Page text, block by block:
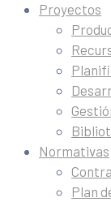
Proyectos
Normativas
Plan